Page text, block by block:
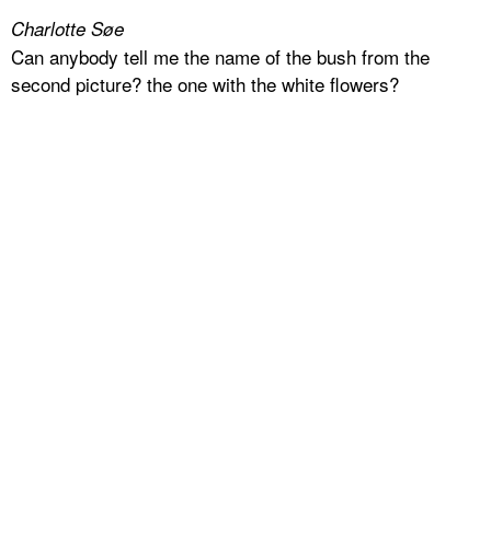
Charlotte Søe
Can anybody tell me the name of the bush from the
second picture? the one with the white flowers?